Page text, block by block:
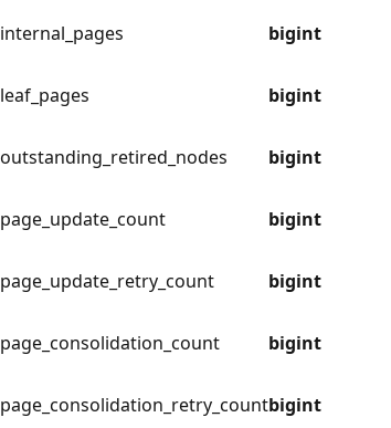
internal_pages
bigint
leaf_pages
bigint
outstanding_retired_nodes
bigint
page_update_count
bigint
page_update_retry_count
bigint
page_consolidation_count
bigint
page_consolidation_retry_countbigint